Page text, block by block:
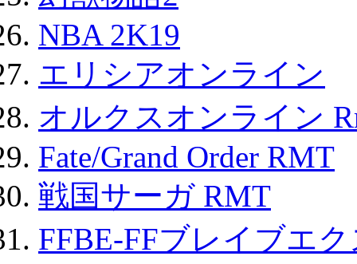
NBA 2K19
エリシアオンライン
オルクスオンライン
Fate/Grand Order RMT
戦国サーガ RMT
FFBE-FFブレイブエ